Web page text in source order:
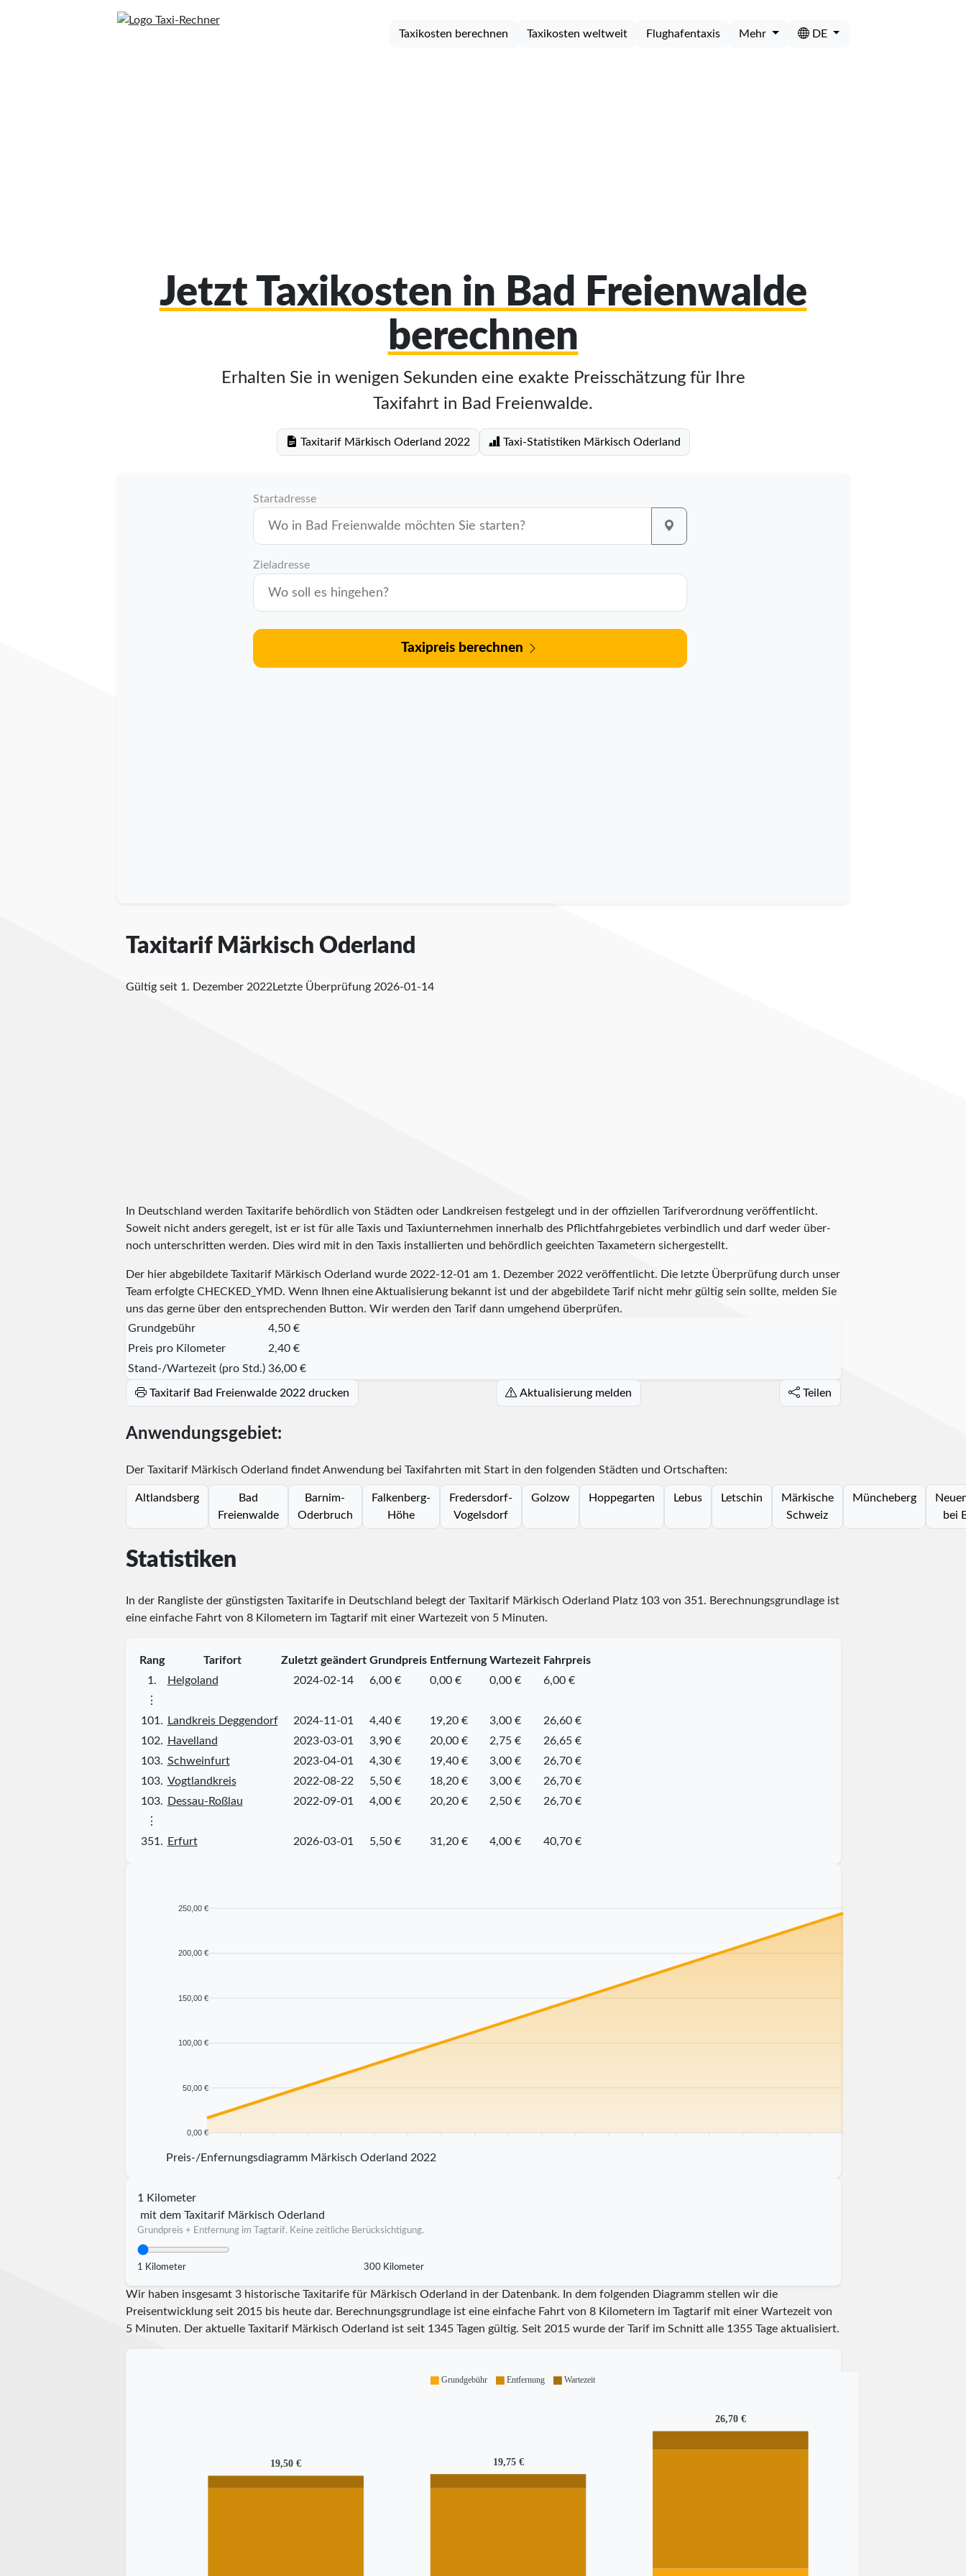
Taxikosten berechnen Taxikosten weltweit Flughafentaxis Mehr DE
Jetzt Taxikosten in Bad Freienwalde
berechnen
Erhalten Sie in wenigen Sekunden eine exakte Preisschätzung für Ihre
Taxifahrt in Bad Freienwalde.
Taxitarif Märkisch Oderland 2022 Taxi-Statistiken Märkisch Oderland
Startadresse
Zieladresse
Taxipreis berechnen
Taxitarif Märkisch Oderland
Gültig seit 1. Dezember 2022 Letzte Überprüfung 2026-01-14
In Deutschland werden Taxitarife behördlich von Städten oder Landkreisen festgelegt und in der offiziellen Tarifverordnung veröffentlicht.
Soweit nicht anders geregelt, ist er ist für alle Taxis und Taxiunternehmen innerhalb des Pflichtfahrgebietes verbindlich und darf weder über-
noch unterschritten werden. Dies wird mit in den Taxis installierten und behördlich geeichten Taxametern sichergestellt.
Der hier abgebildete Taxitarif Märkisch Oderland wurde 2022-12-01 am 1. Dezember 2022 veröffentlicht. Die letzte Überprüfung durch unser
Team erfolgte CHECKED_YMD. Wenn Ihnen eine Aktualisierung bekannt ist und der abgebildete Tarif nicht mehr gültig sein sollte, melden Sie
uns das gerne über den entsprechenden Button. Wir werden den Tarif dann umgehend überprüfen.
Grundgebühr
4,50 €
Preis pro Kilometer
2,40 €
Stand-/Wartezeit (pro Std.) 36,00 €
Taxitarif Bad Freienwalde 2022 drucken Aktualisierung melden Teilen
Anwendungsgebiet:
Der Taxitarif Märkisch Oderland findet Anwendung bei Taxifahrten mit Start in den folgenden Städten und Ortschaften:
Altlandsberg
Bad
Freienwalde
Barnim-
Oderbruch
Falkenberg-
Höhe
Fredersdorf-
Vogelsdorf
Golzow Hoppegarten Lebus Letschin
Märkische
Schweiz
Müncheberg
bei
Statistiken
In der Rangliste der günstigsten Taxitarife in Deutschland belegt der Taxitarif Märkisch Oderland Platz 103von 351 . Berechnungsgrundlage ist
eine einfache Fahrt von 8 Kilometern im Tagtarif mit einer Wartezeit von 5 Minuten.
Rang Tarifort Zuletzt geändert Grundpreis Entfernung Wartezeit Fahrpreis
1.
Helgoland 2024-02-14 6,00 € 0,00 € 0,00 €
6,00 €
⋮
101.
Landkreis Deggendorf 2024-11-01 4,40 € 19,20 € 3,00 €
26,60 €
102.
Havelland 2023-03-01 3,90 € 20,00 € 2,75 €
26,65 €
103. Schweinfurt 2023-04-01 4,30 € 19,40 € 3,00 €
26,70 €
103. Vogtlandkreis 2022-08-22 5,50 € 18,20 € 3,00 €
26,70 €
103.
Dessau-Roßlau 2022-09-01 4,00 € 20,20 € 2,50 €
26,70 €
⋮
351.
Erfurt 2026-03-01 5,50 € 31,20 € 4,00 € 40,70 €
250,00 €
200,00 €
150,00 €
100,00 €
50,00 €
0,00 €
Preis-/Enfernungsdiagramm Märkisch Oderland 2022
1 Kilometer
mit dem Taxitarif Märkisch Oderland
Grundpreis + Entfernung im Tagtarif. Keine zeitliche Berücksichtigung.
1 Kilometer 300 Kilometer
Wir haben insgesamt 3 historische Taxitarife für Märkisch Oderland in der Datenbank. In dem folgenden Diagramm stellen wir die
Preisentwicklung seit 2015 bis heute dar. Berechnungsgrundlage ist eine einfache Fahrt von 8 Kilometern im Tagtarif mit einer Wartezeit von
5 Minuten. Der aktuelle Taxitarif Märkisch Oderland ist seit 1345Tagen gültig. Seit 2015wurde der Tarif im Schnitt alle 1355Tage aktualisiert.
19,50 € 19,75 €
26,70 €
Grundgebühr Entfernung Wartezeit